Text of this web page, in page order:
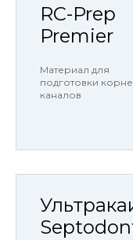
RC-Prep
Premier
Материал для
подготовки
каналов